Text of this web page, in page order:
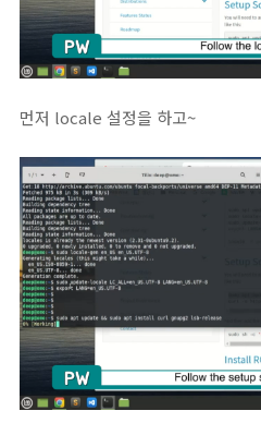
먼저 locale 설정을 하고~